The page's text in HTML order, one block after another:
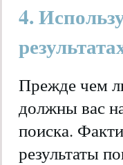
4.
Прежде чем
должны вас
поиска.
результаты